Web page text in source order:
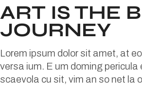
ART IS THE
JOURNEY
Lorem ipsum dolor sit amet, at
versa ium. E um doming pericula
scaevola cu sit, vim an so net la